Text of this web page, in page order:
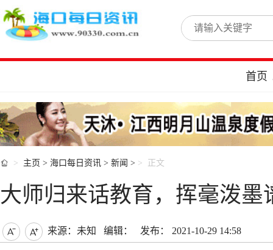
首页
 主页 > 海口每日资讯 > 新闻 > 正文
大师归来话教育，挥毫泼墨
  来源：未知 编辑： 发布： 2021-10-29 14:58